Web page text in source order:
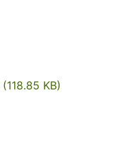
(118.85 KB)